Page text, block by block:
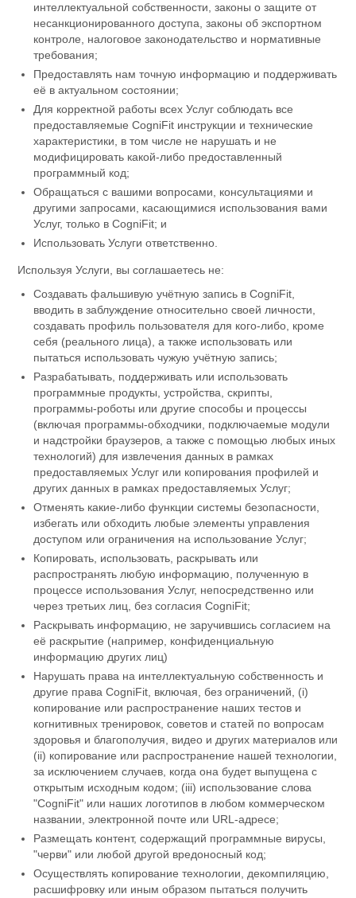
интеллектуальной собственности, законы о защите от
несанкционированного доступа, законы об экспортном
контроле, налоговое законодательство и нормативные
требования;
Предоставлять нам точную информацию и поддерживать
её в актуальном состоянии;
Для корректной работы всех Услуг соблюдать все
предоставляемые CogniFit инструкции и технические
характеристики, в том числе не нарушать и не
модифицировать какой-либо предоставленный
программный код;
Обращаться с вашими вопросами, консультациями и
другими запросами, касающимися использования вами
Услуг, только в CogniFit; и
Использовать Услуги ответственно.
Используя Услуги, вы соглашаетесь не:
Создавать фальшивую учётную запись в CogniFit,
вводить в заблуждение относительно своей личности,
создавать профиль пользователя для кого-либо, кроме
себя (реального лица), а также использовать или
пытаться использовать чужую учётную запись;
Разрабатывать, поддерживать или использовать
программные продукты, устройства, скрипты,
программы-роботы или другие способы и процессы
(включая программы-обходчики, подключаемые модули
и надстройки браузеров, а также с помощью любых иных
технологий) для извлечения данных в рамках
предоставляемых Услуг или копирования профилей и
других данных в рамках предоставляемых Услуг;
Отменять какие-либо функции системы безопасности,
избегать или обходить любые элементы управления
доступом или ограничения на использование Услуг;
Копировать, использовать, раскрывать или
распространять любую информацию, полученную в
процессе использования Услуг, непосредственно или
через третьих лиц, без согласия CogniFit;
Раскрывать информацию, не заручившись согласием на
её раскрытие (например, конфиденциальную
информацию других лиц)
Нарушать права на интеллектуальную собственность и
другие права CogniFit, включая, без ограничений, (i)
копирование или распространение наших тестов и
когнитивных тренировок, советов и статей по вопросам
здоровья и благополучия, видео и других материалов или
(ii) копирование или распространение нашей технологии,
за исключением случаев, когда она будет выпущена с
открытым исходным кодом; (iii) использование слова
"CogniFit" или наших логотипов в любом коммерческом
названии, электронной почте или URL-адресе;
Размещать контент, содержащий программные вирусы,
"черви" или любой другой вредоносный код;
Осуществлять копирование технологии, декомпиляцию,
расшифровку или иным образом пытаться получить